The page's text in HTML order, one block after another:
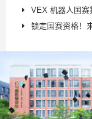
VEX 机器人国
锁定国赛资格！来看